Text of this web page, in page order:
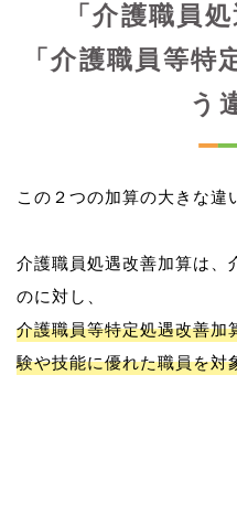
「介護職員
「介護職員等特
う
この２つの加算の大きな違
介護職員処遇改善加算は、
介護職員等特定処遇改善加
験や技能に優れた職員を対